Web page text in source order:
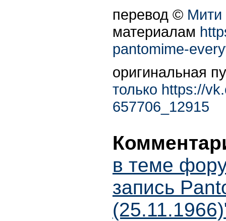
перевод © Мити
материалам
pantomime-
оригинальная
только https://
657706_12915
в теме
запись